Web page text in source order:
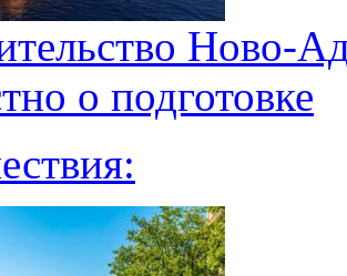
Ново-
о подготовке